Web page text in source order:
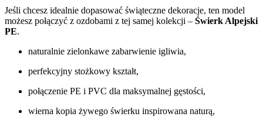
Jeśli chcesz idealnie dopasować świąteczne dekoracje, ten model
możesz połączyć z ozdobami z tej samej kolekcji – Świerk Alpejski
PE.
naturalnie zielonkawe zabarwienie igliwia,
perfekcyjny stożkowy kształt,
połączenie PE i PVC dla maksymalnej gęstości,
wierna kopia żywego świerku inspirowana naturą,